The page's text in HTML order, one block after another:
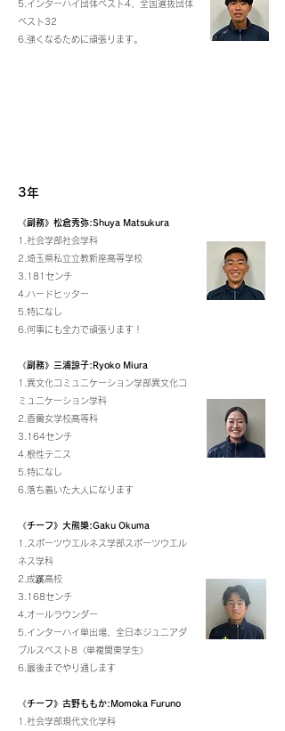
5.インターハイ団体ベスト4、全国選抜団体
ベスト32
6.強くなるために頑張ります。
3年
《副務》松倉秀弥:Shuya Matsukura
1.社会学部社会学科
2.埼玉県私立立教新座高等学校
3.181センチ
4.ハードヒッター
5.特になし
6.何事にも全力で頑張ります！
《副務》三浦諒子:Ryoko Miura
1.異文化コミュニケーション学部異文化コ
ミュニケーション学科
2.香蘭女学校高等科
3.164センチ
4.根性テニス
5.特になし
6.落ち着いた大人になります
《チーフ》大熊樂:Gaku Okuma
1.スポーツウエルネス学部スポーツウエル
ネス学科
2.成蹊高校
3.168センチ
4.オールラウンダー
5.インターハイ単出場、全日本ジュニアダ
ブルスベスト8〈単複関東学生〉
6.最後までやり通します
《チーフ》古野ももか:Momoka Furuno
1.社会学部現代文化学科